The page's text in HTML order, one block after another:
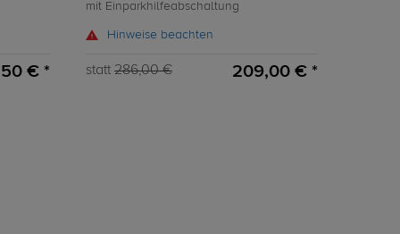
€ *
mit Einparkhilfeabschaltung
Hinweise beachten
statt 286,00 € 209,00 € *